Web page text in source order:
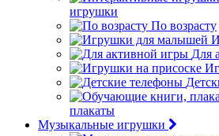
игрушки
По возрасту
Для
плакаты
Музыкальные игрушки